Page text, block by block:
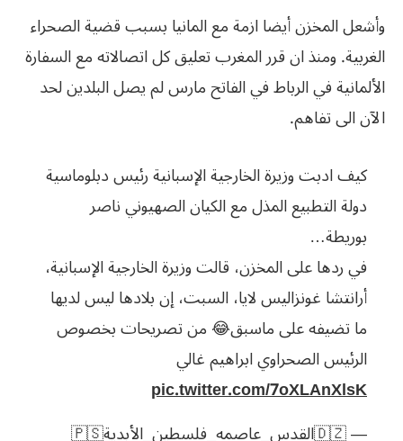
وأشعل المخزن أيضا ازمة مع المانيا بسبب قضية الصحراء
الغربية. ومنذ ان قرر المغرب تعليق كل اتصالاته مع السفارة
الألمانية في الرباط في الفاتح مارس لم يصل البلدين لحد
الآن الى تفاهم.
كيف ادبت وزيرة الخارجية الإسبانية رئيس دبلوماسية
دولة التطبيع المذل مع الكيان الصهيوني ناصر
بوريطة…
في ردها على المخزن، قالت وزيرة الخارجية الإسبانية،
أرانتشا غونزاليس لايا، السبت، إن بلادها ليس لديها
ما تضيفه على ماسبق😂 من تصريحات بخصوص
الرئيس الصحراوي ابراهيم غالي
pic.twitter.com/7oXLAnXlsK
— 🇩🇿القدس_عاصمه_فلسطين_الأبدية🇵🇸